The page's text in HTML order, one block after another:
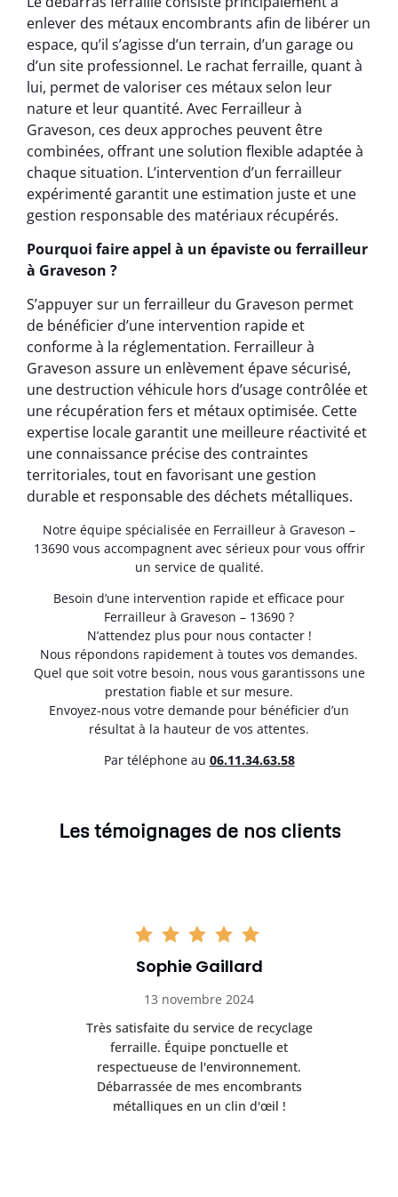
enlever des métaux encombrants afin de libérer un
espace, qu’il s’agisse d’un terrain, d’un garage ou
d’un site professionnel. Le rachat ferraille, quant à
lui, permet de valoriser ces métaux selon leur
nature et leur quantité. Avec Ferrailleur à
Graveson, ces deux approches peuvent être
combinées, offrant une solution flexible adaptée à
chaque situation. L’intervention d’un ferrailleur
expérimenté garantit une estimation juste et une
gestion responsable des matériaux récupérés.
Pourquoi faire appel à un épaviste ou ferrailleur
à Graveson ?
S’appuyer sur un ferrailleur du Graveson permet
de bénéficier d’une intervention rapide et
conforme à la réglementation. Ferrailleur à
Graveson assure un enlèvement épave sécurisé,
une destruction véhicule hors d’usage contrôlée et
une récupération fers et métaux optimisée. Cette
expertise locale garantit une meilleure réactivité et
une connaissance précise des contraintes
territoriales, tout en favorisant une gestion
durable et responsable des déchets métalliques.
Notre équipe spécialisée en Ferrailleur à Graveson –
13690 vous accompagnent avec sérieux pour vous offrir
un service de qualité.
Besoin d’une intervention rapide et efficace pour
Ferrailleur à Graveson – 13690 ?
N’attendez plus pour nous contacter !
Nous répondons rapidement à toutes vos demandes.
Quel que soit votre besoin, nous vous garantissons une
prestation fiable et sur mesure.
Envoyez-nous votre demande pour bénéficier d’un
résultat à la hauteur de vos attentes.
Par téléphone au 06.11.34.63.58
Les témoignages de nos clients
Sophie Gaillard
13 novembre 2024
Très satisfaite du service de recyclage
ferraille. Équipe ponctuelle et
respectueuse de l'environnement.
Débarrassée de mes encombrants
métalliques en un clin d'œil !